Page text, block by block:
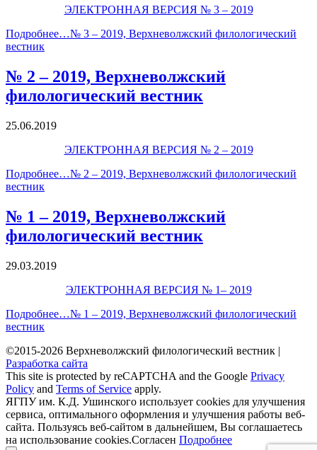
ЭЛЕКТРОННАЯ ВЕРСИЯ № 3 – 2019
Подробнее…№ 3 – 2019, Верхневолжский филологический
вестник
№ 2 – 2019, Верхневолжский
филологический вестник
25.06.2019
ЭЛЕКТРОННАЯ ВЕРСИЯ № 2 – 2019
Подробнее…№ 2 – 2019, Верхневолжский филологический
вестник
№ 1 – 2019, Верхневолжский
филологический вестник
29.03.2019
ЭЛЕКТРОННАЯ ВЕРСИЯ № 1– 2019
Подробнее…№ 1 – 2019, Верхневолжский филологический
вестник
©2015-2026 Верхневолжский филологический вестник |
Разработка сайта
This site is protected by reCAPTCHA and the Google Privacy
Policy and Terms of Service apply.
ЯГПУ им. К.Д. Ушинского использует cookies для улучшения
сервиса, оптимального оформления и улучшения работы веб-
сайта. Пользуясь веб-сайтом в дальнейшем, Вы соглашаетесь
на использование cookies.Согласен Подробнее